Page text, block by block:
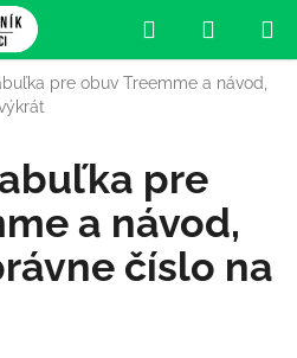
Hľadať
KOŠÍK
pre obuv Treemme a návod,
pre
a návod,
číslo na